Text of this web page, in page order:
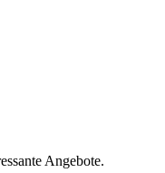
Angebote.